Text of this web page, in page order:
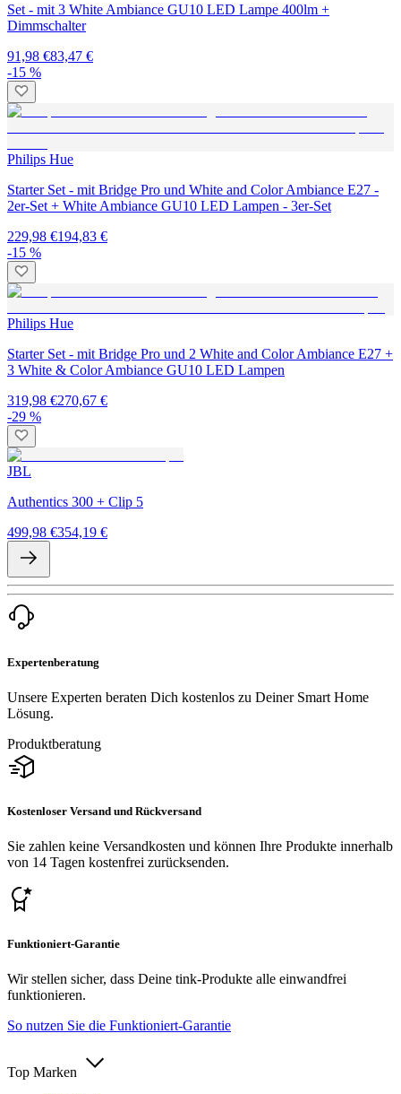
Set - mit 3 White Ambiance GU10 LED Lampe 400lm +
Dimmschalter
91,98 €83,47 €
-15 %
Philips Hue
Starter Set - mit Bridge Pro und White and Color Ambiance E27 -
2er-Set + White Ambiance GU10 LED Lampen - 3er-Set
229,98 €194,83 €
-15 %
Philips Hue
Starter Set - mit Bridge Pro und 2 White and Color Ambiance E27 +
3 White & Color Ambiance GU10 LED Lampen
319,98 €270,67 €
-29 %
JBL
Authentics 300 + Clip 5
499,98 €354,19 €
Expertenberatung
Unsere Experten beraten Dich kostenlos zu Deiner Smart Home
Lösung.
Produktberatung
Kostenloser Versand und Rückversand
Sie zahlen keine Versandkosten und können Ihre Produkte innerhalb
von 14 Tagen kostenfrei zurücksenden.
Funktioniert-Garantie
Wir stellen sicher, dass Deine tink-Produkte alle einwandfrei
funktionieren.
So nutzen Sie die Funktioniert-Garantie
Top Marken